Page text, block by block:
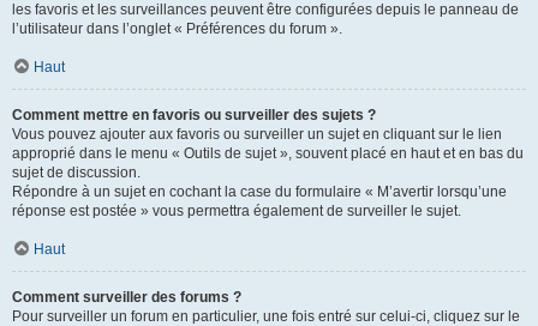
les favoris et les surveillances peuvent être configurées depuis le panneau de
l’utilisateur dans l’onglet « Préférences du forum ».
Haut
Comment mettre en favoris ou surveiller des sujets ?
Vous pouvez ajouter aux favoris ou surveiller un sujet en cliquant sur le lien
approprié dans le menu « Outils de sujet », souvent placé en haut et en bas du
sujet de discussion.
Répondre à un sujet en cochant la case du formulaire « M’avertir lorsqu’une
réponse est postée » vous permettra également de surveiller le sujet.
Haut
Comment surveiller des forums ?
Pour surveiller un forum en particulier, une fois entré sur celui-ci, cliquez sur le